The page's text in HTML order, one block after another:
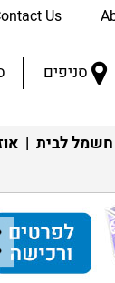
סניפים
חשמל לבית |